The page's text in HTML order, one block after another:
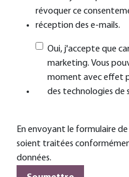
révoquer ce
réception des e-mails.
Oui, j'accepte que
marketing. Vous
moment avec effet
des technologies de
En envoyant le formulaire
soient traitées
données.